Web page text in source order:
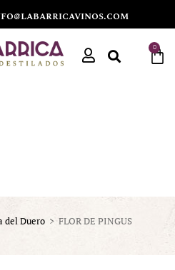
0
del Duero > FLOR DE PINGUS